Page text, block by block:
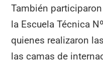
También
la Escuela Técnica
quienes realizaron
las camas de